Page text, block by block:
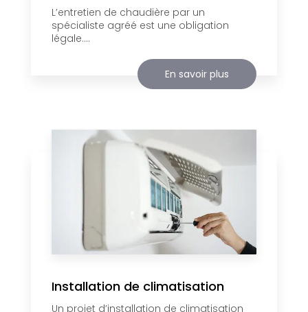
L’entretien de chaudière par un
spécialiste agréé est une obligation
légale....
En savoir plus
Installation de climatisation
Un projet d’installation de climatisation